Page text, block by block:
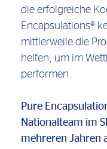
die erfolgreiche
Encapsulations®
mittlerweile die
helfen, um im
performen.
Pure
Nationalteam im
mehreren Jahren